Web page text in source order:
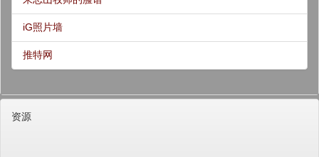
iG照片墙
推特网
资源